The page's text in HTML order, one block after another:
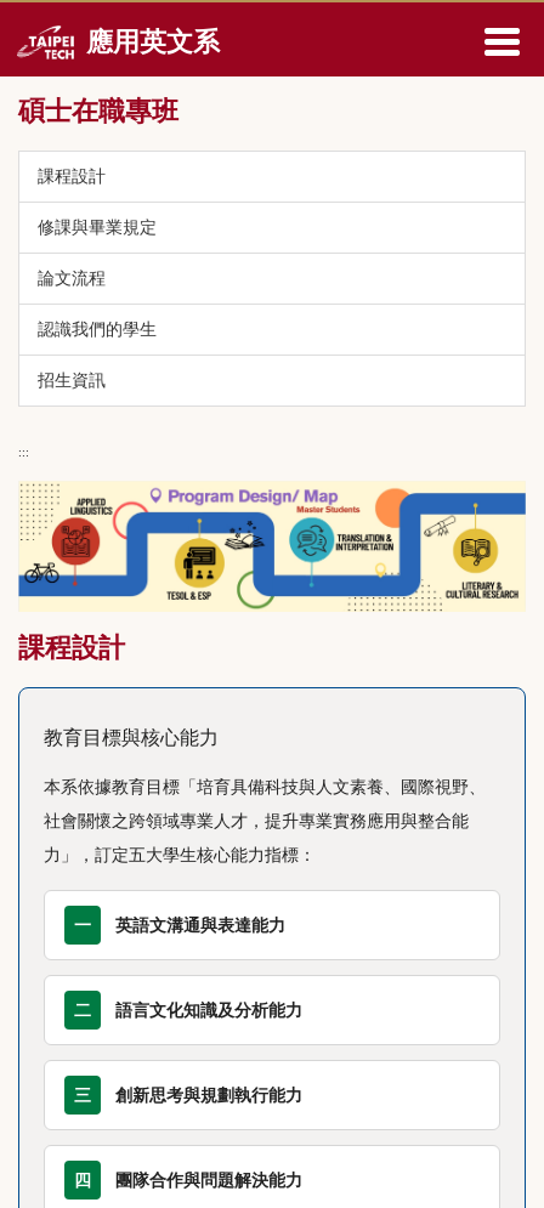
到
內
應用英文系
碩士在職專班
課程設計
修課與畢業規定
論文流程
認識我們的學生
招生資訊
:::
課程設計
教育目標與核心能力
本系依據教育目標「培育具備科技與人文素養、國際視野、
社會關懷之跨領域專業人才，提升專業實務應用與整合能
力」，訂定五大學生核心能力指標：
一 英語文溝通與表達能力
二 語言文化知識及分析能力
三 創新思考與規劃執行能力
四 團隊合作與問題解決能力